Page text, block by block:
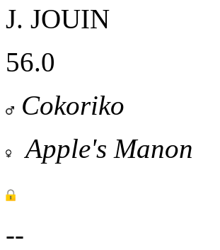
J. JOUIN
56.0
Cokoriko
Apple's Manon
--